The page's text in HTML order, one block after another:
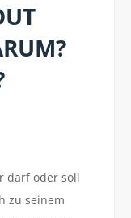
darf oder soll
zu seinem